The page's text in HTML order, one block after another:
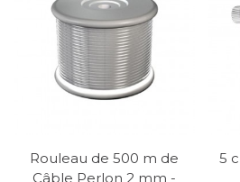
Rouleau de 500 m de
Câble Perlon 2 mm -
5